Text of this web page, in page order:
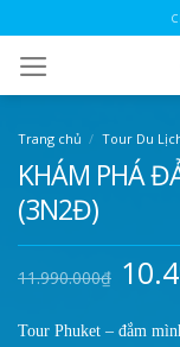
to
content
Trang chủ / Tour Du
KHÁM PHÁ
(3N2Đ)
11.990.000₫
Giá
gốc
Tour Phuket – đắm